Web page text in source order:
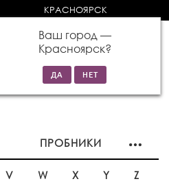
КРАСНОЯРСК
Ваш город —
Красноярск?
0 товаров
на сумму 0р
ПРОБНИКИ
V W X Y Z